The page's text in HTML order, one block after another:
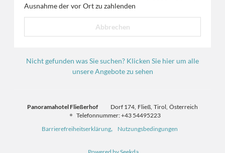
Ausnahme der vor Ort zu zahlenden
Abbrechen
Nicht gefunden was Sie suchen? Klicken Sie hier um alle
unsere Angebote zu sehen
Panoramahotel Fließerhof Dorf 174 Fließ Tirol Österreich
Telefonnummer:+43 54495223
Barrierefreiheitserklärung
Nutzungsbedingungen